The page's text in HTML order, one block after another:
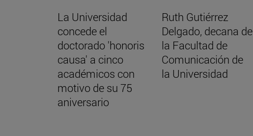
La Universidad
concede el
doctorado 'honoris
causa' a cinco
académicos con
motivo de su 75
aniversario
Ruth Gutiérrez
Delgado, decana de
la Facultad de
Comunicación de
la Universidad